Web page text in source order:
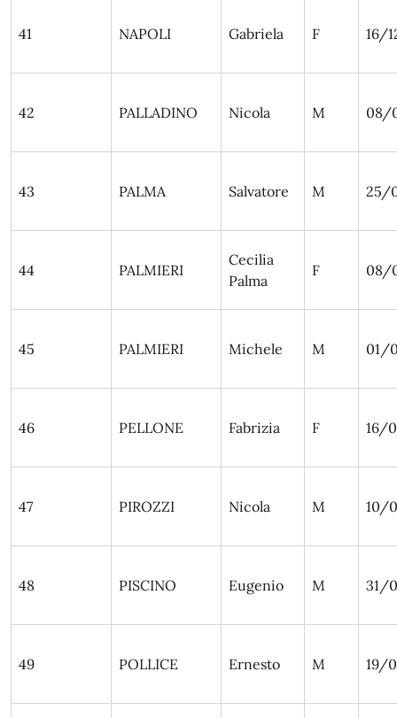
41 NAPOLI Gabriela F 16/
42 PALLADINO Nicola M 08/
43 PALMA Salvatore M 25/
44 PALMIERI
Cecilia
Palma
F 08/
45 PALMIERI Michele M 01/
46 PELLONE Fabrizia F 16/
47 PIROZZI Nicola M 10/
48 PISCINO Eugenio M 31/
49 POLLICE Ernesto M 19/